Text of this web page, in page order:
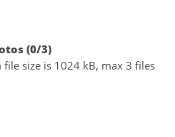
(0/3)
size is 1024 kB, max 3 files